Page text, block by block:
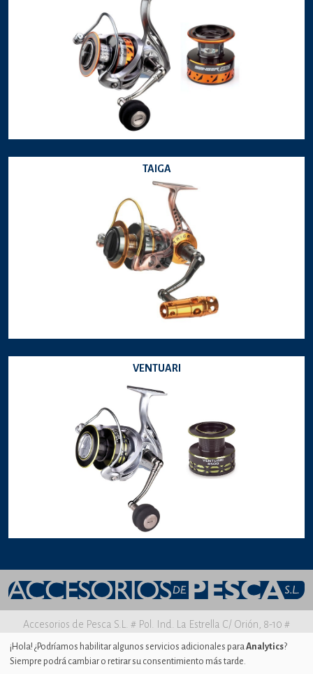
TAIGA
VENTUARI
Accesorios de Pesca S.L. # Pol. Ind. La Estrella C/ Orión, 8-10 #
30500 MOLINA DE SEGURA Murcia
Aviso legal
¡Hola! ¿Podríamos habilitar algunos servicios adicionales paraAnalytics?
Siempre podrá cambiar o retirar su consentimiento más tarde.